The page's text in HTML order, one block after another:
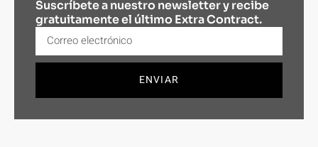
Suscríbete a nuestro newsletter y recibe
gratuitamente el último Extra Contract.
ENVIAR